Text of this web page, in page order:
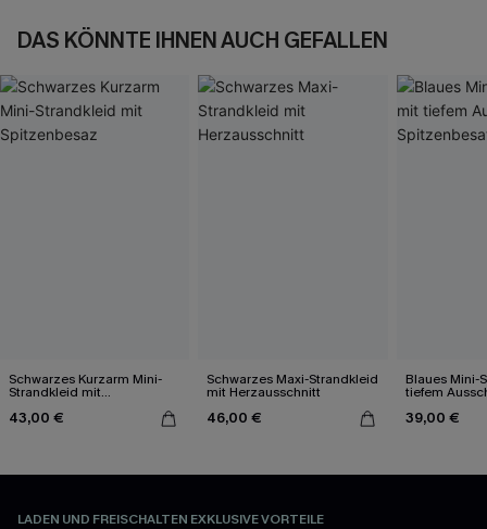
DAS KÖNNTE IHNEN AUCH GEFALLEN
Schwarzes Kurzarm Mini-
Strandkleid mit
43,00 €
Schwarzes Maxi-Strandkleid
mit Herzausschnitt
46,00 €
Blaues Mini-
tiefem
39,00 €
LADEN UND FREISCHALTEN EXKLUSIVE VORTEILE